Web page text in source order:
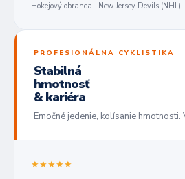
Hokejový obranca · New Jersey Devils (NHL)
PROFESIONÁLNA CYKLISTIKA
Stabilná
hmotnosť
& kariéra
Emočné jedenie, kolísanie hmotnosti.
★★★★★